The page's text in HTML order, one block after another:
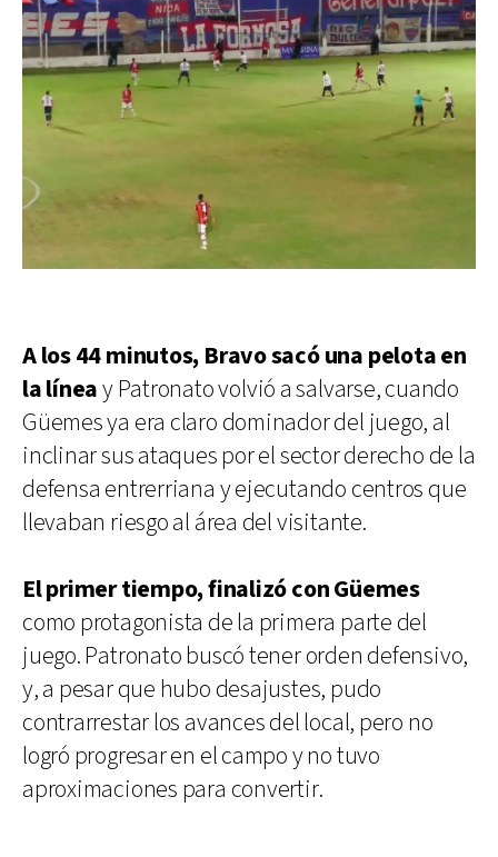
A los 44 minutos, Bravo sacó una pelota en
la líneay Patronato volvió a salvarse, cuando
Güemes ya era claro dominador del juego, al
inclinar sus ataques por el sector derecho de la
defensa entrerriana y ejecutando centros que
llevaban riesgo al área del visitante.
El primer tiempo, finalizó con Güemes
como protagonista de la primera parte del
juego. Patronato buscó tener orden defensivo,
y, a pesar que hubo desajustes, pudo
contrarrestar los avances del local, pero no
logró progresar en el campo y no tuvo
aproximaciones para convertir.